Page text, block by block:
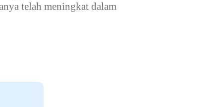
telah meningkat dalam